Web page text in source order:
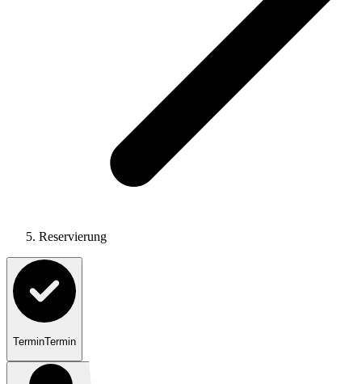
Reservierung
TerminTermin